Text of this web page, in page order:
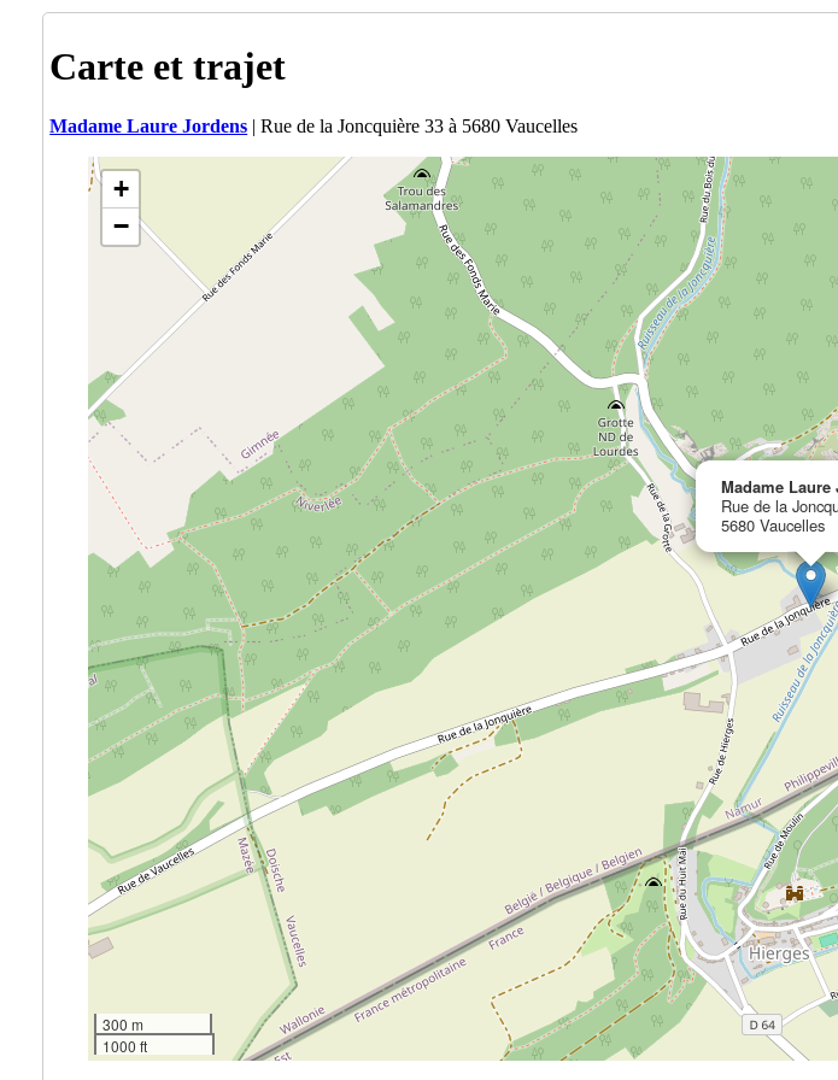
Carte et trajet
Madame Laure Jordens | Rue de la Joncquière 33 à 5680 Vaucelles
Madame Laure
Rue de la
5680 Vaucelles
+
−
300 m
1000 ft